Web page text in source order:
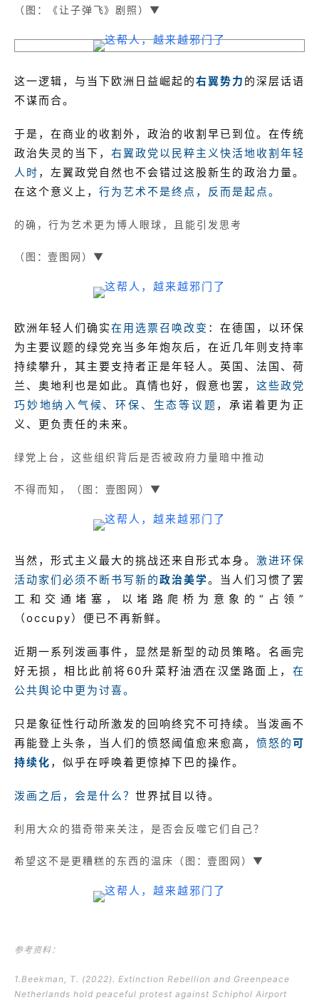
（图：《让子弹飞》剧照）▼
这一逻辑，与当下欧洲日益崛起的右翼势力 的深层话语
不谋而合。
于是，在商业的收割外，政治的收割早已到位。在传统
政治失灵的当下， 右翼政党以民粹主义快活地收割年轻
人时 ，左翼政党自然也不会错过这股新生的政治力量。
在这个意义上， 行为艺术不是终点，反而是起点。
的确，行为艺术更为博人眼球， 且能引发思考
（图：壹图网）▼
欧洲年轻人们确实在用选票召唤改变 ：在德国，以环保
为主要议题的绿党充当多年炮灰后，在近几年则支持率
持续攀升，其主要支持者正是年轻人。英国、法国、荷
兰、奥地利也是如此。真情也好，假意也罢， 这些政党
巧妙地纳入气候、环保、生态等议题 ，承诺着更为正
义、更负责任的未来。
绿党上台，这些组织背后是否被政府力量暗中推动
不得而知，（ 图：壹图网）▼
当然，形式主义最大的挑战还来自形式本身。 激进环保
活动家们必须不断书写新的政治美学。当人们习惯了罢
工和交通堵塞，以堵路爬桥为意象的“占领”
（occupy）便已不再新鲜。
近期一系列泼画事件，显然是新型的动员策略。名画完
好无损，相比此前将60升菜籽油洒在汉堡路面上， 在
公共舆论中更为讨喜。
只是象征性行动所激发的回响终究不可持续。当泼画不
再能登上头条，当人们的愤怒阈值愈来愈高， 愤怒的可
持续化 ，似乎在呼唤着更惊掉下巴的操作。
泼画之后，会是什么？ 世界拭目以待。
利用大众的猎奇带来关注，是否会反噬它们自己？
希望这不是更糟糕的东西的温床 （图：壹图网）▼
参考资料：
1.Beekman, T. (2022). Extinction Rebellion and Greenpeace
Netherlands hold peaceful protest against Schiphol Airport